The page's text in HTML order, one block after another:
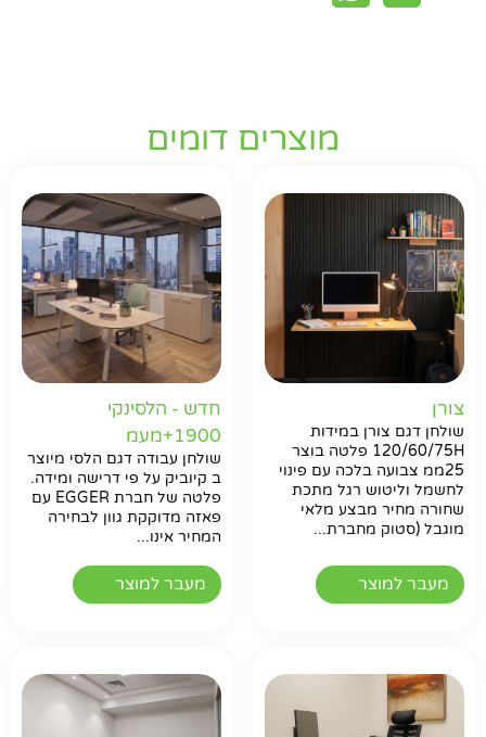
חפשו באתר
מוצרים דומים
צורן
שולחן דגם צורן במידות
120/60/75H פלטה בוצר
25ממ צבועה בלכה עם פינוי
לחשמל וליטוש רגל מתכת
שחורה מחיר מבצע מלאי
מוגבל (סטוק מחברת...
מעבר למוצר
חדש - הלסינקי
1900+מעמ
שולחן עבודה דגם הלסי מיוצר
ב קיוביק על פי דרישה ומידה.
פלטה של חברת EGGER עם
פאזה מדוקקת גוון לבחירה
המחיר אינו...
מעבר למוצר